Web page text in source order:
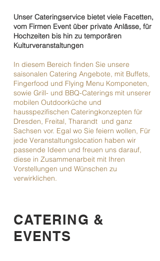
Unser Cateringservice bietet viele Facetten,
vom Firmen Event über private Anlässe, für
Hochzeiten bis hin zu temporären
Kulturveranstaltungen
In diesem Bereich finden Sie unsere
saisonalen Catering Angebote, mit Buffets,
Fingerfood und Flying Menu Komponeten,
sowie Grill- und BBQ-Caterings mit unserer
mobilen Outdoorküche und
hausspezifischen Cateringkonzepten für
Dresden, Freital, Tharandt und ganz
Sachsen vor. Egal wo Sie feiern wollen, Für
jede Veranstaltungslocation haben wir
passende Ideen und freuen uns darauf,
diese in Zusammenarbeit mit Ihren
Vorstellungen und Wünschen zu
verwirklichen.
CATERING &
EVENTS